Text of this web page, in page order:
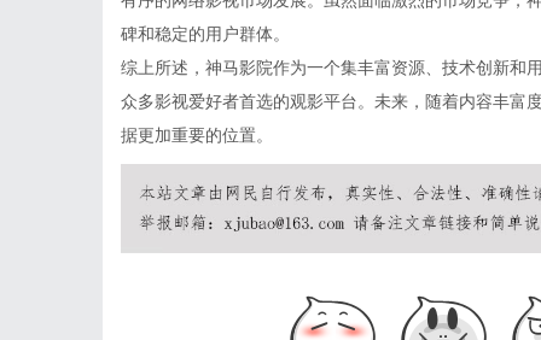
碑和稳定的用户群体。
综上所述，神马影院作为一个集丰富资源、技术创新和
众多影视爱好者首选的观影平台。未来，随着内容丰富
据更加重要的位置。